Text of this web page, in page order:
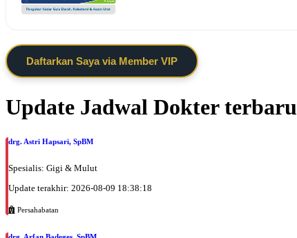
Daftarkan Saya via Member VIP
Update Jadwal Dokter terbaru
drg. Astri Hapsari, SpBM
Spesialis: Gigi & Mulut
Update terakhir: 2026-08-09 18:38:18
Persahabatan